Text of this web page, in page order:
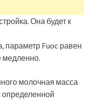
Она будет к
параметр Fuoc равен
медленно.
молочная масса
определенной